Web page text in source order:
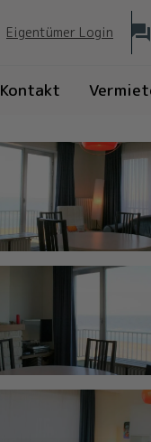
Eigentümer Login
Kontakt